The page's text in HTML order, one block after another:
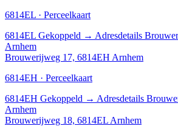
6814EL · Perceelkaart
6814EL Gekoppeld → Adresdetails
Arnhem
Brouwerijweg 17, 6814EH Arnhem
6814EH · Perceelkaart
6814EH Gekoppeld → Adresdetails
Arnhem
Brouwerijweg 18, 6814EL Arnhem